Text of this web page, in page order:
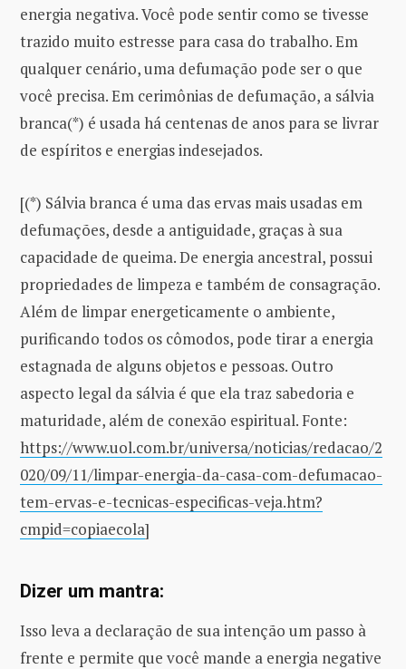
energia negativa. Você pode sentir como se tivesse
trazido muito estresse para casa do trabalho. Em
qualquer cenário, uma defumação pode ser o que
você precisa. Em cerimônias de defumação, a sálvia
branca(*) é usada há centenas de anos para se livrar
de espíritos e energias indesejados.
[(*) Sálvia branca é uma das ervas mais usadas em
defumações, desde a antiguidade, graças à sua
capacidade de queima. De energia ancestral, possui
propriedades de limpeza e também de consagração.
Além de limpar energeticamente o ambiente,
purificando todos os cômodos, pode tirar a energia
estagnada de alguns objetos e pessoas. Outro
aspecto legal da sálvia é que ela traz sabedoria e
maturidade, além de conexão espiritual. Fonte:
https://www.uol.com.br/universa/noticias/redacao/2
020/09/11/limpar-energia-da-casa-com-defumacao-
tem-ervas-e-tecnicas-especificas-veja.htm?
cmpid=copiaecola]
Dizer um mantra:
Isso leva a declaração de sua intenção um passo à
frente e permite que você mande a energia negative